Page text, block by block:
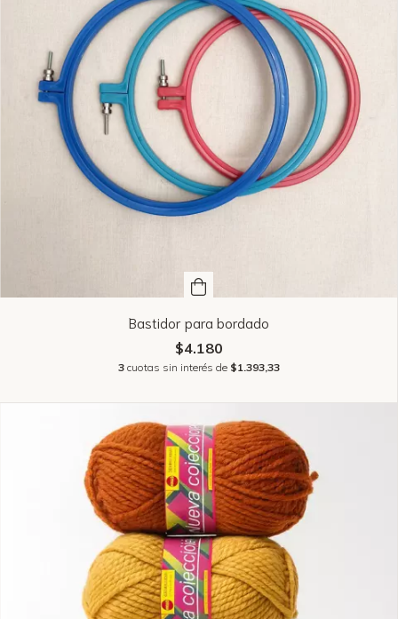
Bastidor para bordado
$4.180
3 cuotas sin interés de $1.393,33